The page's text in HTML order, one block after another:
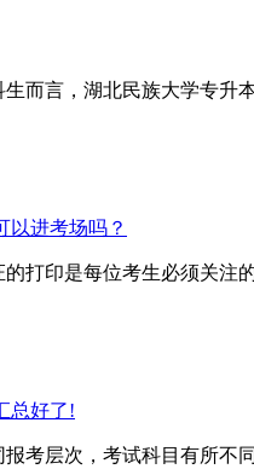
而言，湖北民族大学专
以进考场吗？
打印是每位考生必须关
总好了!
层次，考试科目有所不